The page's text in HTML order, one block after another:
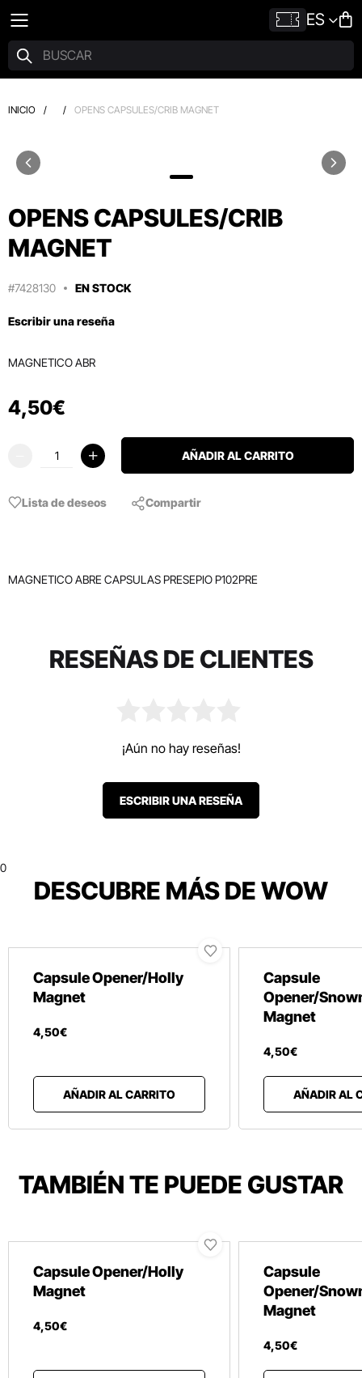
ES
INICIO / / OPENS CAPSULES/CRIB MAGNET
OPENS CAPSULES/CRIB
MAGNET
#7428130 EN STOCK
Escribir una reseña
MAGNETICO ABR
4,50€
AÑADIR AL CARRITO
Lista de deseos Compartir
MAGNETICO ABRE CAPSULAS PRESEPIO P102PRE
RESEÑAS DE CLIENTES
¡Aún no hay reseñas!
ESCRIBIR UNA RESEÑA
0
DESCUBRE MÁS DE WOW
Capsule Opener/Holly
Magnet
4,50€
AÑADIR AL CARRITO
Capsule
Opener/
Magnet
4,50€
AÑADIR AL
TAMBIÉN TE PUEDE GUSTAR
Capsule Opener/Holly
Magnet
4,50€
Capsule
Opener/
Magnet
4,50€